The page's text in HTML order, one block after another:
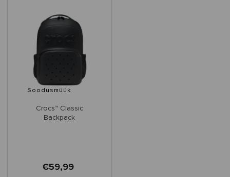
Soodusmüük
Crocs™ Classic
Backpack
€59,99